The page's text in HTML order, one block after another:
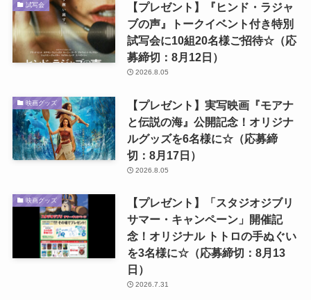
試写会
【プレゼント】『ヒンド・ラジャ
ブの声』トークイベント付き特別
試写会に10組20名様ご招待☆（応
募締切：8月12日）
2026.8.05
映画グッズ
【プレゼント】実写映画『モアナ
と伝説の海』公開記念！オリジナ
ルグッズを6名様に☆（応募締
切：8月17日）
2026.8.05
映画グッズ
【プレゼント】「スタジオジブリ
サマー・キャンペーン」開催記
念！オリジナル トトロの手ぬぐい
を3名様に☆（応募締切：8月13
日）
2026.7.31